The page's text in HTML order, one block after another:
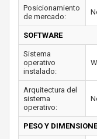
Posicionamiento
de mercado:
SOFTWARE
Sistema
operativo
instalado:
Arquitectura del
sistema
operativo:
PESO Y